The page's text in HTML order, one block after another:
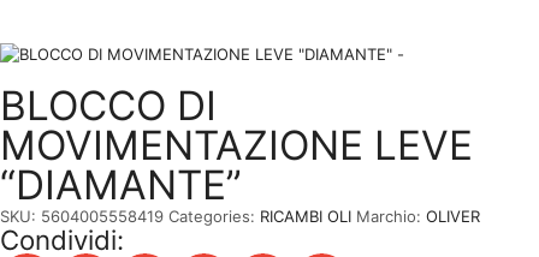
BLOCCO DI
MOVIMENTAZIONE LEVE
“DIAMANTE”
SKU: 5604005558419 Categories: RICAMBI OLI Marchio: OLIVER
Condividi: